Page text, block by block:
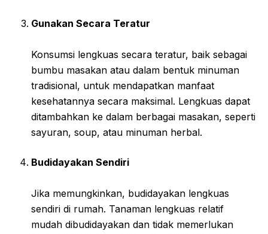
Gunakan Secara Teratur
Konsumsi lengkuas secara teratur, baik sebagai
bumbu masakan atau dalam bentuk minuman
tradisional, untuk mendapatkan manfaat
kesehatannya secara maksimal. Lengkuas dapat
ditambahkan ke dalam berbagai masakan, seperti
sayuran, soup, atau minuman herbal.
Budidayakan Sendiri
Jika memungkinkan, budidayakan lengkuas
sendiri di rumah. Tanaman lengkuas relatif
mudah dibudidayakan dan tidak memerlukan